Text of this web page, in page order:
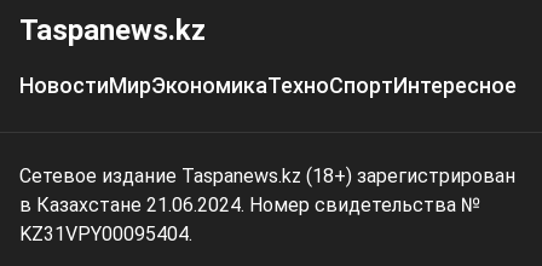
Taspanews.kz
НовостиМирЭкономикаТехноСпортИнтересное
Сетевое издание Taspanews.kz (18+) зарегистрирован
в Казахстане 21.06.2024. Номер свидетельства №
KZ31VPY00095404.